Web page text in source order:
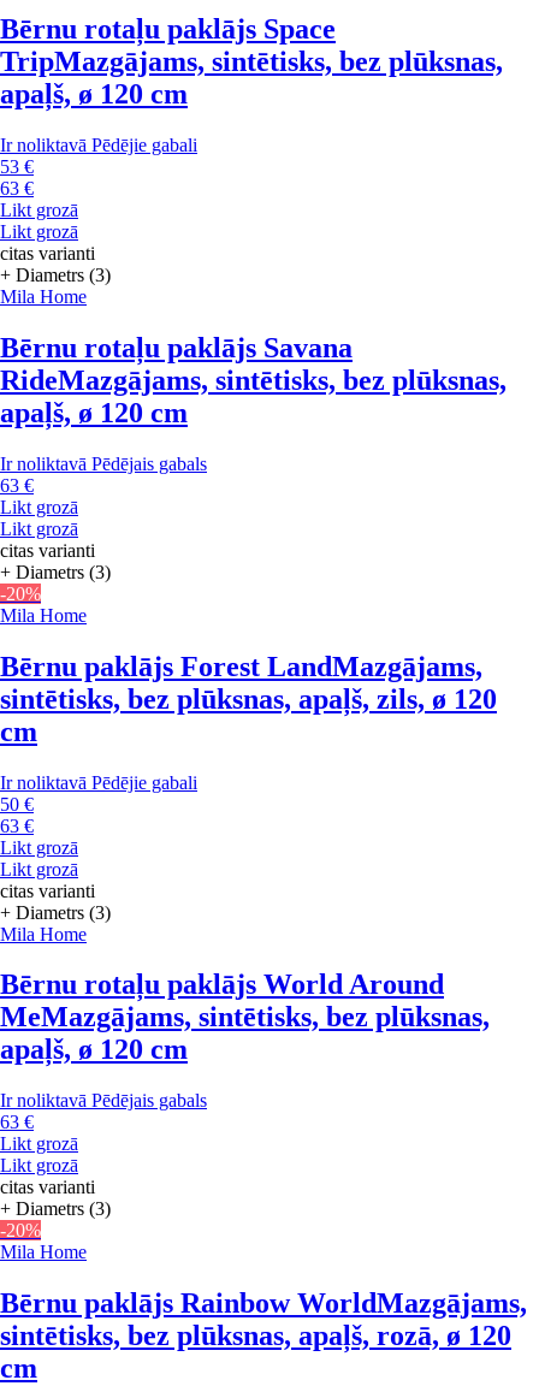
Bērnu rotaļu paklājs Space
TripMazgājams, sintētisks, bez plūksnas,
apaļš, ø 120 cm
Ir noliktavā Pēdējie gabali
53 €
63 €
Likt grozā
Likt grozā
citas varianti
+ Diametrs (3)
Mila Home
Bērnu rotaļu paklājs Savana
RideMazgājams, sintētisks, bez plūksnas,
apaļš, ø 120 cm
Ir noliktavā Pēdējais gabals
63 €
Likt grozā
Likt grozā
citas varianti
+ Diametrs (3)
-20%
Mila Home
Bērnu paklājs Forest LandMazgājams,
sintētisks, bez plūksnas, apaļš, zils, ø 120
cm
Ir noliktavā Pēdējie gabali
50 €
63 €
Likt grozā
Likt grozā
citas varianti
+ Diametrs (3)
Mila Home
Bērnu rotaļu paklājs World Around
MeMazgājams, sintētisks, bez plūksnas,
apaļš, ø 120 cm
Ir noliktavā Pēdējais gabals
63 €
Likt grozā
Likt grozā
citas varianti
+ Diametrs (3)
-20%
Mila Home
Bērnu paklājs Rainbow WorldMazgājams,
sintētisks, bez plūksnas, apaļš, rozā, ø 120
cm